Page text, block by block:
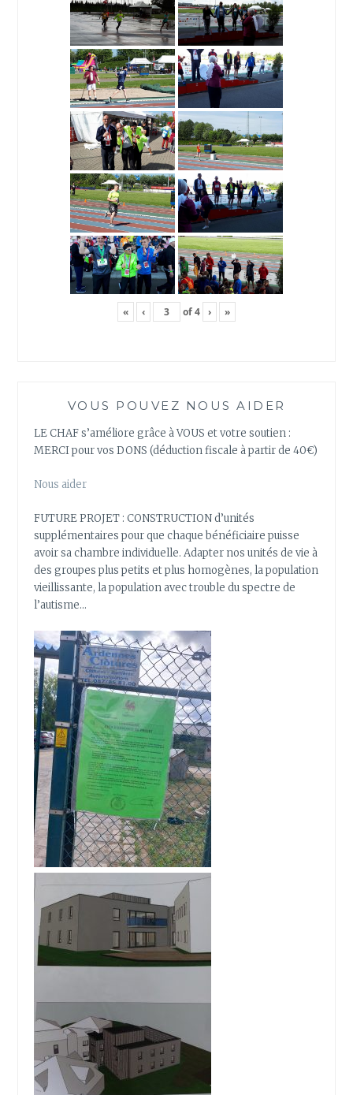
« ‹ of4 › »
VOUS POUVEZ NOUS AIDER
LE CHAF s’améliore grâce à VOUS et votre soutien :
MERCI pour vos DONS (déduction fiscale à partir de 40€)
Nous aider
FUTURE PROJET : CONSTRUCTION d’unités
supplémentaires pour que chaque bénéficiaire puisse
avoir sa chambre individuelle. Adapter nos unités de vie à
des groupes plus petits et plus homogènes, la population
vieillissante, la population avec trouble du spectre de
l’autisme…